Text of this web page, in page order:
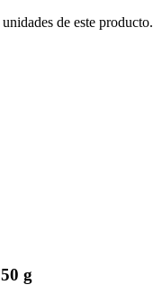
de este producto.
g